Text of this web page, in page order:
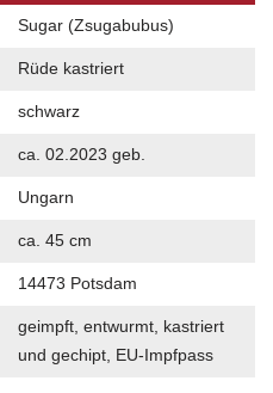
Sugar (Zsugabubus)
Rüde kastriert
schwarz
ca. 02.2023 geb.
Ungarn
ca. 45 cm
14473 Potsdam
geimpft, entwurmt, kastriert
und gechipt, EU-Impfpass